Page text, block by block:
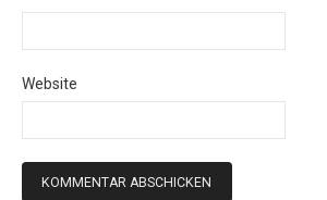
Website